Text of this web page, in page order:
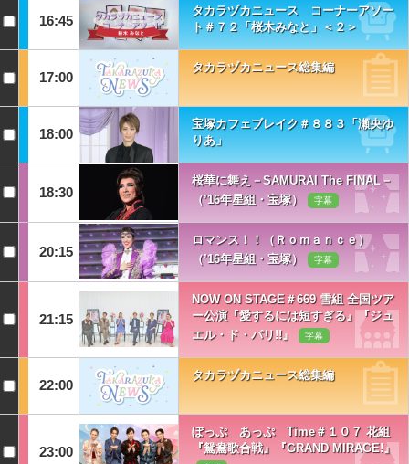
16:45
タカラヅカニュース コーナーアソー
ト＃７２「桜木みなと」＜２＞
17:00
タカラヅカニュース総集編
18:00
宝塚カフェブレイク＃８８３「瀬央ゆ
りあ」
18:30
桜華に舞え－SAMURAI The FINAL－
（’16年星組・宝塚）
字幕
20:15
ロマンス！！（Ｒｏｍａｎｃｅ）
（’16年星組・宝塚）
字幕
21:15
NOW ON STAGE＃669 雪組 全国ツア
ー公演『愛するには短すぎる』『ジュ
エル・ド・パリ!!』
字幕
22:00
タカラヅカニュース総集編
23:00
ぽっぷ あっぷ Time＃１０７ 花組
『鴛鴦歌合戦』『GRAND MIRAGE!』